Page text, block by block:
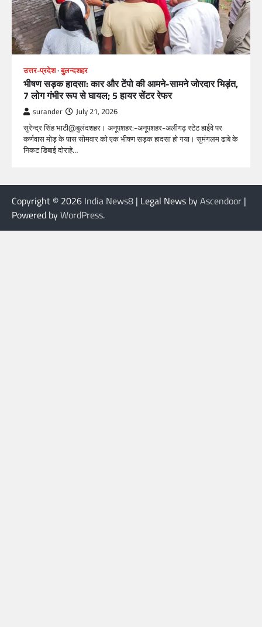
उत्तर-प्रदेश बुलन्दशहर
भीषण सड़क हादसा: कार और टेंपो की आमने-सामने जोरदार भिड़ंत,
7 लोग गंभीर रूप से घायल; 5 हायर सेंटर रेफर​
surander July 21, 2026
सुरेन्द्र सिंह भाटी@बुलंदशहर। अनूपशहर:-अनूपशहर-अलीगढ़ स्टेट हाईवे पर
कर्णवास मोड़ के पास सोमवार को एक भीषण सड़क हादसा हो गया। सुमंगलम ढाबे के
निकट डिबाई दोराहे…
Copyright © 2026 India News8 | Legal News byAscendoor |
Powered byWordPress.